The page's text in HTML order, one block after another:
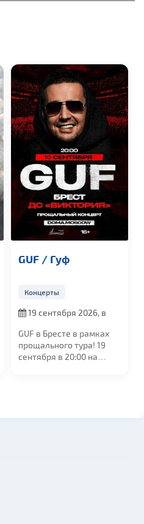
GUF / Гуф
Концерты
19 сентября 2026, в
GUF в Бресте в рамках
прощального тура! 19
сентября в 20:00 на